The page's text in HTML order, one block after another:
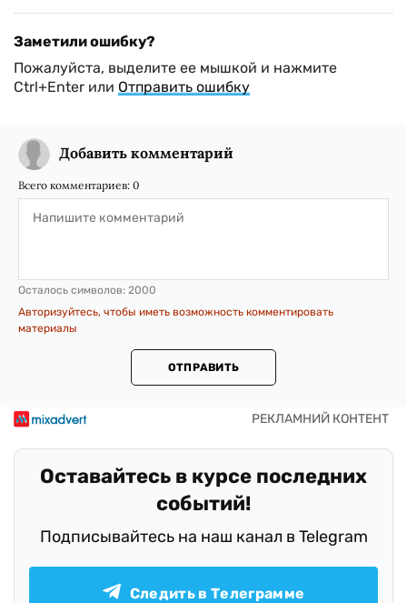
Заметили ошибку?
Пожалуйста, выделите ее мышкой и нажмите
Ctrl+Enter или Отправить ошибку
Добавить комментарий
Всего комментариев: 0
Осталось символов: 2000
Авторизуйтесь, чтобы иметь возможность комментировать
материалы
ОТПРАВИТЬ
Оставайтесь в курсе последних
событий!
Подписывайтесь на наш канал в Telegram
Следить в Телеграмме